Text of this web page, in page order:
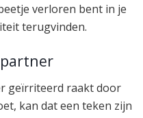
verloren bent in je
terugvinden.
geïrriteerd raakt door
kan dat een teken zijn